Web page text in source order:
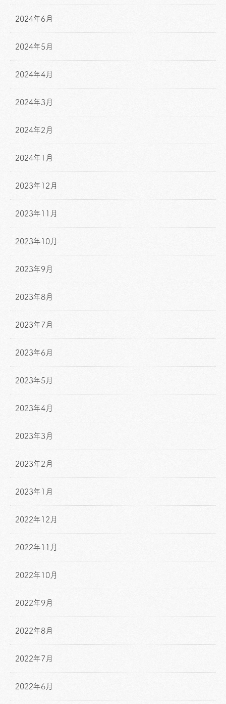
2024年6月
2024年5月
2024年4月
2024年3月
2024年2月
2024年1月
2023年12月
2023年11月
2023年10月
2023年9月
2023年8月
2023年7月
2023年6月
2023年5月
2023年4月
2023年3月
2023年2月
2023年1月
2022年12月
2022年11月
2022年10月
2022年9月
2022年8月
2022年7月
2022年6月